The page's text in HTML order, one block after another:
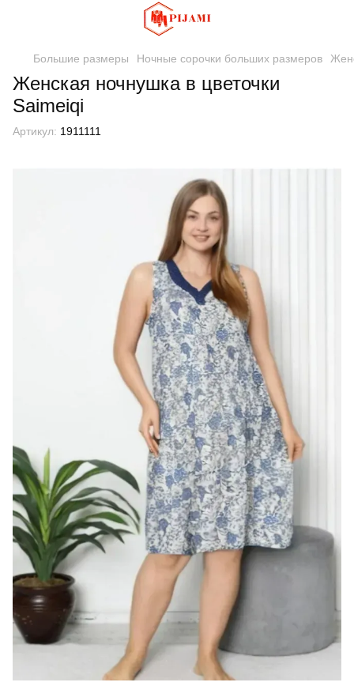
Большие размеры Ночные сорочки больших размеров
Женская ночнушка в цветочки
Saimeiqi
Артикул: 1911111